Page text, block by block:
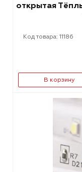
открытая
Код товара: 11186
В корзину